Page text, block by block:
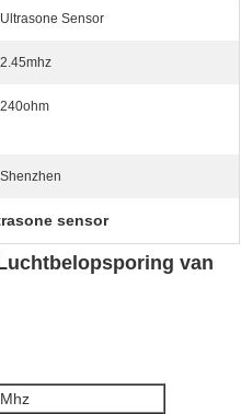
Ultrasone Sensor
2.45mhz
240ohm
Shenzhen
sensor
van